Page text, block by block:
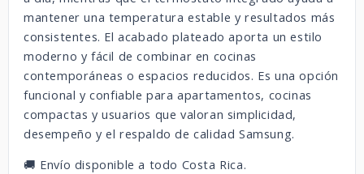
mantener una temperatura estable y resultados más
consistentes. El acabado plateado aporta un estilo
moderno y fácil de combinar en cocinas
contemporáneas o espacios reducidos. Es una opción
funcional y confiable para apartamentos, cocinas
compactas y usuarios que valoran simplicidad,
desempeño y el respaldo de calidad Samsung.
🚚 Envío disponible a todo Costa Rica.